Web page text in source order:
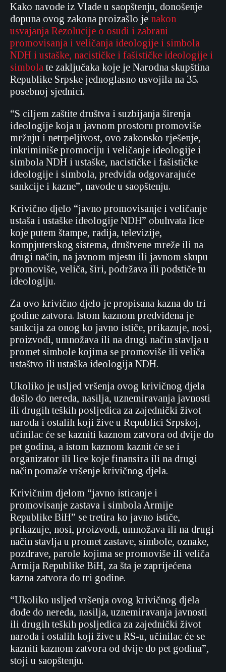
Kako navode iz Vlade u saopštenju, donošenje
dopuna ovog zakona proizašlo je nakon
usvajanja Rezolucije o osudi i zabrani
promovisanja i veličanja ideologije i simbola
NDH i ustaške, nacističke i fašističke ideologije i
simbola te zaključaka koje je Narodna skupština
Republike Srpske jednoglasno usvojila na 35.
posebnoj sjednici.
“S ciljem zaštite društva i suzbijanja širenja
ideologije koja u javnom prostoru promoviše
mržnju i netrpeljivost, ovo zakonsko rješenje,
inkriminiše promociju i veličanje ideologije i
simbola NDH i ustaške, nacističke i fašističke
ideologije i simbola, predviđa odgovarajuće
sankcije i kazne”, navode u saopštenju.
Krivično djelo “javno promovisanje i veličanje
ustaša i ustaške ideologije NDH” obuhvata lice
koje putem štampe, radija, televizije,
kompjuterskog sistema, društvene mreže ili na
drugi način, na javnom mjestu ili javnom skupu
promoviše, veliča, širi, podržava ili podstiče tu
ideologiju.
Za ovo krivično djelo je propisana kazna do tri
godine zatvora. Istom kaznom predviđena je
sankcija za onog ko javno ističe, prikazuje, nosi,
proizvodi, umnožava ili na drugi način stavlja u
promet simbole kojima se promoviše ili veliča
ustaštvo ili ustaška ideologija NDH.
Ukoliko je usljed vršenja ovog krivičnog djela
došlo do nereda, nasilja, uznemiravanja javnosti
ili drugih teških posljedica za zajednički život
naroda i ostalih koji žive u Republici Srpskoj,
učinilac će se kazniti kaznom zatvora od dvije do
pet godina, a istom kaznom kaznit će se i
organizator ili lice koje finansira ili na drugi
način pomaže vršenje krivičnog djela.
Krivičnim djelom “javno isticanje i
promovisanje zastava i simbola Armije
Republike BiH” se tretira ko javno ističe,
prikazuje, nosi, proizvodi, umnožava ili na drugi
način stavlja u promet zastave, simbole, oznake,
pozdrave, parole kojima se promoviše ili veliča
Armija Republike BiH, za šta je zaprijećena
kazna zatvora do tri godine.
“Ukoliko usljed vršenja ovog krivičnog djela
dođe do nereda, nasilja, uznemiravanja javnosti
ili drugih teških posljedica za zajednički život
naroda i ostalih koji žive u RS-u, učinilac će se
kazniti kaznom zatvora od dvije do pet godina”,
stoji u saopštenju.